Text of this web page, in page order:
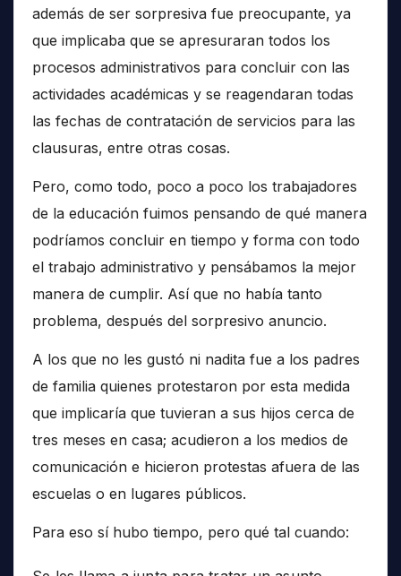
además de ser sorpresiva fue preocupante, ya
que implicaba que se apresuraran todos los
procesos administrativos para concluir con las
actividades académicas y se reagendaran todas
las fechas de contratación de servicios para las
clausuras, entre otras cosas.
Pero, como todo, poco a poco los trabajadores
de la educación fuimos pensando de qué manera
podríamos concluir en tiempo y forma con todo
el trabajo administrativo y pensábamos la mejor
manera de cumplir. Así que no había tanto
problema, después del sorpresivo anuncio.
A los que no les gustó ni nadita fue a los padres
de familia quienes protestaron por esta medida
que implicaría que tuvieran a sus hijos cerca de
tres meses en casa; acudieron a los medios de
comunicación e hicieron protestas afuera de las
escuelas o en lugares públicos.
Para eso sí hubo tiempo, pero qué tal cuando: